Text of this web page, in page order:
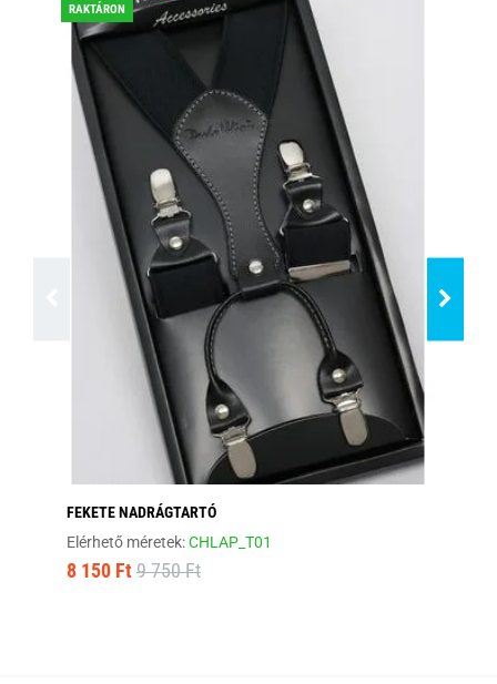
RAKTÁRON
FEKETE NADRÁGTARTÓ
Elérhető méretek:CHLAP_T01
8 150 Ft 9 750 Ft